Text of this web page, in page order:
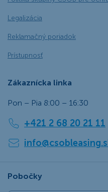
Legalizácia
Reklamačný poriadok
Prístupnosť
Zákaznícka linka
Pon – Pia 8:00 – 16:30
+421 2 68 20 21 11
Pobočky